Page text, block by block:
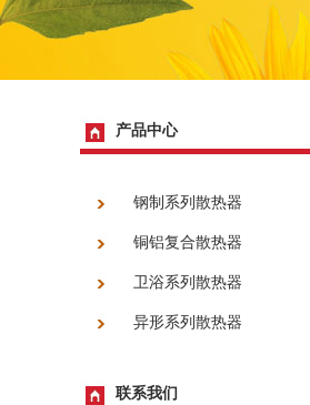
产品中心
钢制系列散热器
铜铝复合散热器
卫浴系列散热器
异形系列散热器
联系我们